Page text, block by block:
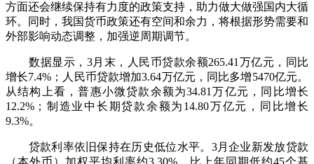
方面还会继续保持有力度的政策支持，助力做大做强国内大循
环。同时，我国货币政策还有空间和余力，将根据形势需要和
外部影响动态调整，加强逆周期调节。
数据显示，3月末，人民币贷款余额265.41万亿元，同比
增长7.4%；人民币贷款增加3.64万亿元，同比多增5470亿元。
从结构上看，普惠小微贷款余额为34.81万亿元，同比增长
12.2%；制造业中长期贷款余额为14.80万亿元，同比增长
9.3%。
贷款利率依旧保持在历史低位水平。3月企业新发放贷款